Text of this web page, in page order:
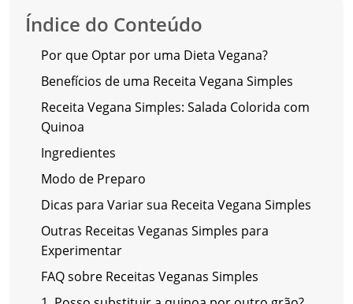
Índice do Conteúdo
Por que Optar por uma Dieta Vegana?
Benefícios de uma Receita Vegana Simples
Receita Vegana Simples: Salada Colorida com
Quinoa
Ingredientes
Modo de Preparo
Dicas para Variar sua Receita Vegana Simples
Outras Receitas Veganas Simples para
Experimentar
FAQ sobre Receitas Veganas Simples